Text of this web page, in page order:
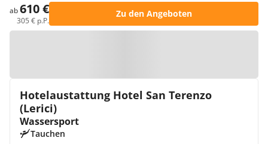
ab610 €
305 € p.P.
Zu den Angeboten
Hotelaustattung Hotel San Terenzo
(Lerici)
Wassersport
Tauchen